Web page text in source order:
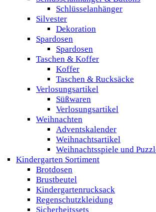
Schlüsselanhänger
Silvester
Dekoration
Spardosen
Spardosen
Taschen & Koffer
Koffer
Taschen & Rucksäcke
Verlosungsartikel
Süßwaren
Verlosungsartikel
Weihnachten
Adventskalender
Weihnachtsartikel
Weihnachtsspiele und
Kindergarten Sortiment
Brotdosen
Brustbeutel
Kindergartenrucksack
Regenschutzkleidung
Sicherheitssets